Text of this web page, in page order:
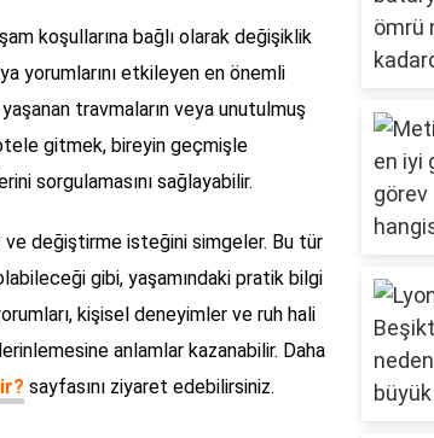
koşullarına bağlı olarak değişiklik
yorumlarını etkileyen en önemli
travmaların veya unutulmuş
otele gitmek, bireyin geçmişle
sorgulamasını sağlayabilir.
değiştirme isteğini simgeler. Bu tür
gibi, yaşamındaki pratik bilgi
kişisel deneyimler ve ruh hali
anlamlar kazanabilir. Daha
sayfasını ziyaret edebilirsiniz.